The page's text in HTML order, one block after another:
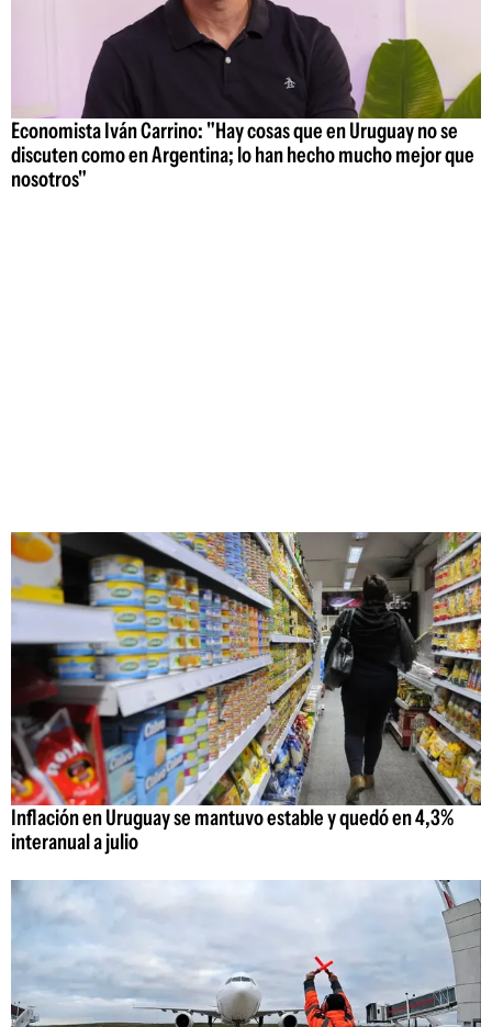
Economista Iván Carrino: "Hay cosas que en Uruguay no se
discuten como en Argentina; lo han hecho mucho mejor que
nosotros"
Inflación en Uruguay se mantuvo estable y quedó en 4,3%
interanual a julio